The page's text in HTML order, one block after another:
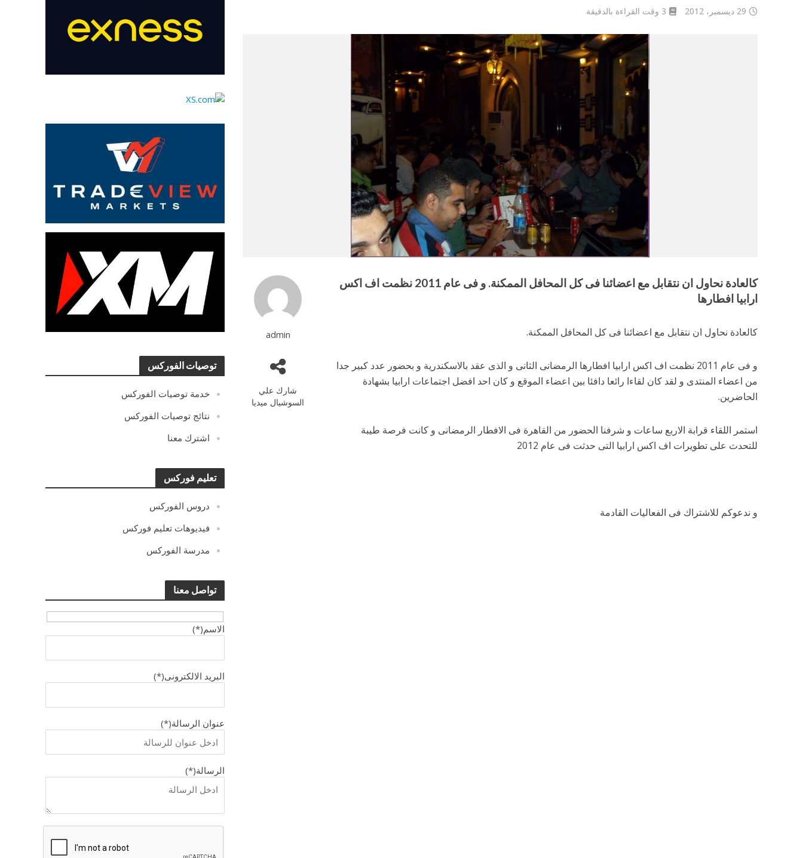
توصيات الفوركس
خدمة توصيات الفوركس
نتائج توصيات الفوركس
اشترك معنا
تعليم فوركس
دروس الفوركس
فيديوهات تعليم فوركس
مدرسة الفوركس
تواصل معنا
الاسم(*)
البريد الالكترونى(*)
عنوان الرسالة(*)
الرسالة(*)
29 ديسمبر، 2012 3 وقت القراءة بالدقيقة
admin
شارك علي
السوشيال ميديا
كالعادة نحاول ان نتقابل مع اعضائنا فى كل المحافل الممكنة. و فى عام 2011 نظمت اف اكس
ارابيا افطارها
كالعادة نحاول ان نتقابل مع اعضائنا فى كل المحافل الممكنة.
و فى عام 2011 نظمت اف اكس ارابيا افطارها الرمضانى الثانى و الذى عقد بالاسكندرية و بحضور عدد كبير جدا
من اعضاء المنتدى و لقد كان لقاءا رائعا دافئا بين اعضاء الموقع و كان احد افضل اجتماعات ارابيا بشهادة
الحاضرين.
استمر اللقاء قرابة الاربع ساعات و شرفنا الحضور من القاهرة فى الافطار الرمضانى و كانت فرصة طيبة
للتحدث على تطويرات اف اكس ارابيا التى حدثت فى عام 2012
و ندعوكم للاشتراك فى الفعاليات القادمة